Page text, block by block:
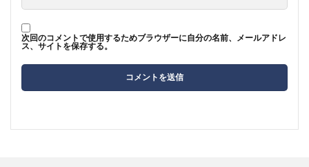
次回のコメントで使用するためブラウザーに自分の名前、メールアドレ
ス、サイトを保存する。